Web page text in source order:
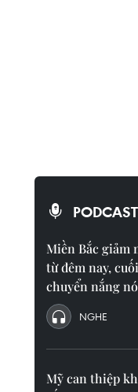
PODCAST
Miền Bắc giảm
từ đêm nay,
chuyển nắng
NGHE
Mỹ can thiệp